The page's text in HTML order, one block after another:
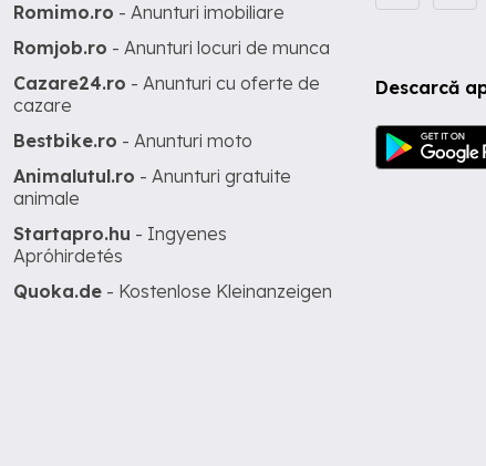
Descarcă
Romimo.ro - Anunturi imobiliare
Romjob.ro - Anunturi locuri de munca
Cazare24.ro - Anunturi cu oferte de
cazare
Bestbike.ro - Anunturi moto
Animalutul.ro - Anunturi gratuite
animale
Startapro.hu - Ingyenes
Apróhirdetés
Quoka.de - Kostenlose Kleinanzeigen